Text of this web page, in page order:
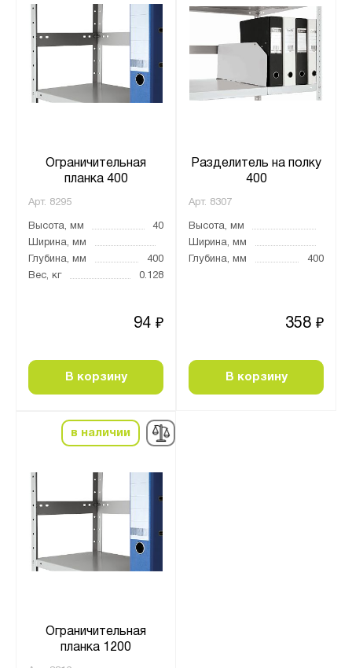
Ограничительная
планка 400
Арт. 8295
Высота, мм
40
Ширина, мм
Глубина, мм
400
Вес, кг
0.128
94 ₽
В корзину
Разделитель на полку
400
Арт. 8307
Высота, мм
Ширина, мм
Глубина, мм
400
358 ₽
В корзину
в наличии
Ограничительная
планка 1200